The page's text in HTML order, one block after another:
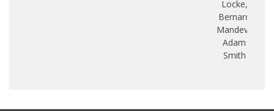
Locke,
Bernard
Mandeville,
Adam
Smith